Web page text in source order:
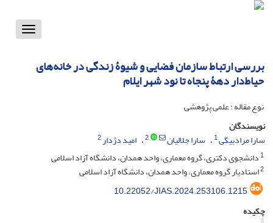
Toggle
بررسی ارتباط سازمان فضایی و شیوۀ زندگی در خانه‌های
حیاط‌دار دهۀ پنجاه تا نود شهر ایلام
نوع مقاله : علمی پژوهشی
نویسندگان
سارا مرادبیگی1 سارا جلالیان 2 امید دژدار2
1دانشجوی دکتری، گروه معماری، واحد همدان، دانشگاه آزاد اسلامی
2استادیار گروه معماری، واحد همدان، دانشگاه آزاد اسلامی
10.22052/JIAS.2024.253106.1215
چکیده